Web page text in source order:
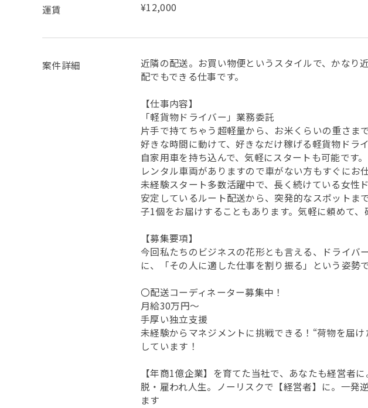
運賃 ¥12,000
案件詳細
近隣の配送。お買い物便というスタイルで、かなり
配でもできる仕事です。
【仕事内容】
「軽貨物ドライバー」業務委託
片手で持てちゃう超軽量から、お米くらいの重さまで
好きな時間に動けて、好きなだけ稼げる軽貨物ドライ
自家用車を持ち込んで、気軽にスタートも可能です。
レンタル車両がありますので車がない方もすぐにお
未経験スタート多数活躍中で、長く続けている女性
安定しているルート配送から、突発的なスポットま
子1個をお届けすることもあります。気軽に頼めて
【募集要項】
今回私たちのビジネスの花形とも言える、ドライバ
に、「その人に適した仕事を割り振る」という姿勢
〇配送コーディネーター募集中！
月給30万円～
手厚い独立支援
未経験からマネジメントに挑戦できる！“荷物を届
しています！
【年商1億企業】を育てた当社で、あなたも経営者に
脱・雇われ人生。ノーリスクで【経営者】に。一発
ます